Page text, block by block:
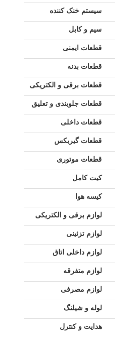
سیستم خنک کننده
سیم و کابل
قطعات ایمنی
قطعات بدنه
قطعات برقی و الکتریکی
قطعات جلوبندی و تعلیق
قطعات داخلی
قطعات گیربکس
قطعات موتوری
کیت کامل
کیسه هوا
لوازم برقی و الکتریکی
لوازم تزئینی
لوازم داخلی اتاق
لوازم متفرقه
لوازم مصرفی
لوله و شیلنگ
هدایت و کنترل